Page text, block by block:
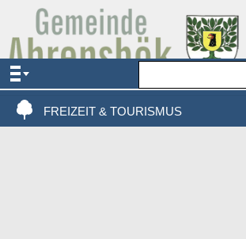
AKTUELLES & SERVICE
VERWALTUNG & POLITIK
FREIZEIT & TOURISMUS